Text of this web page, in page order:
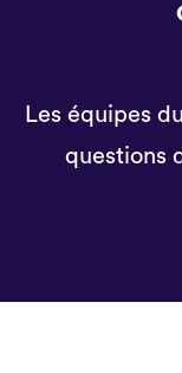
Les équipes
questions